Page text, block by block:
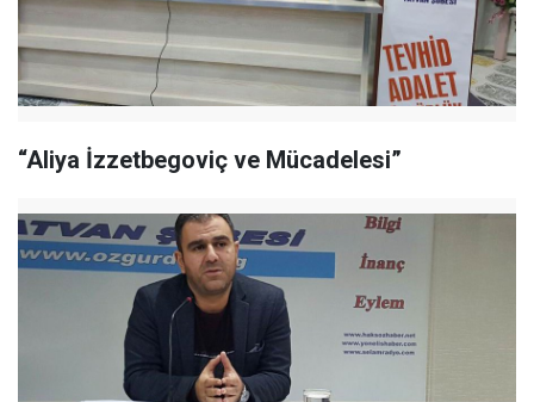
“Aliya İzzetbegoviç ve Mücadelesi”